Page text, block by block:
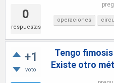
0
respuestas
operaciones
+1
voto
Tengo
Existe otro